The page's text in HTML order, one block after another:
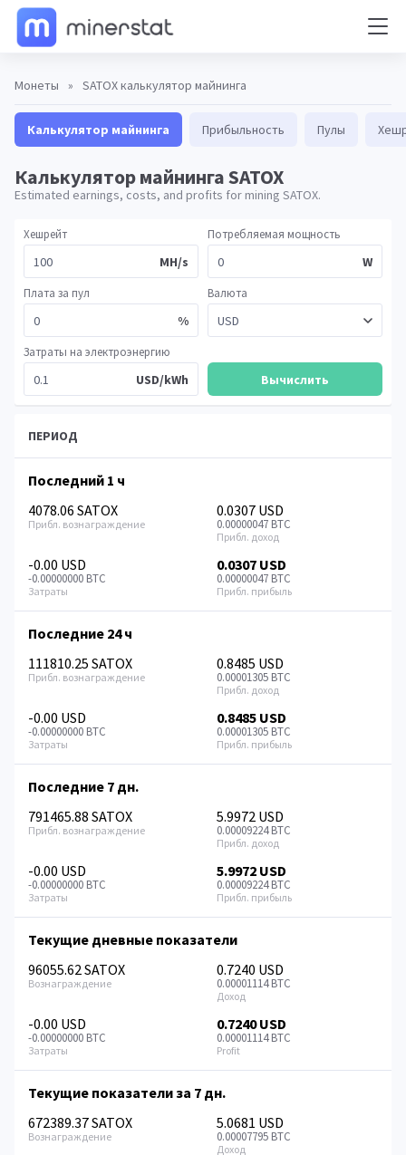
Монеты » SATOX калькулятор майнинга
Калькулятор майнинга Прибыльность Пулы
Калькулятор майнинга SATOX
Estimated earnings, costs, and profits for mining SATOX.
Хешрейт
MH/s
Потребляемая мощность
W
Плата за пул
%
Валюта
Затраты на электроэнергию
USD/kWh
ПЕРИОД
Последний 1 ч
4078.06 SATOX
0.0307 USD
0.00000047 BTC
-0.00 USD
-0.00000000 BTC
0.0307 USD
0.00000047 BTC
Последние 24 ч
111810.25 SATOX
0.8485 USD
0.00001305 BTC
-0.00 USD
-0.00000000 BTC
0.8485 USD
0.00001305 BTC
Последние 7 дн.
791465.88 SATOX
5.9972 USD
0.00009224 BTC
-0.00 USD
-0.00000000 BTC
5.9972 USD
0.00009224 BTC
Текущие дневные показатели
96055.62 SATOX
0.7240 USD
0.00001114 BTC
-0.00 USD
-0.00000000 BTC
0.7240 USD
0.00001114 BTC
Текущие показатели за 7 дн.
672389.37 SATOX
5.0681 USD
0.00007795 BTC